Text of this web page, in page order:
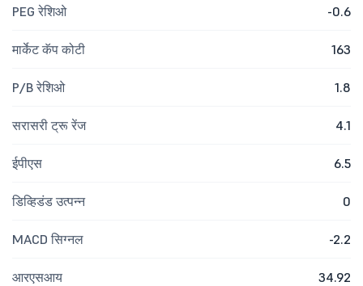
PEG रेशिओ -0.6
मार्केट कॅप कोटी 163
P/B रेशिओ 1.8
सरासरी ट्रू रेंज 4.1
ईपीएस 6.5
डिव्हिडंड उत्पन्न 0
MACD सिग्नल -2.2
आरएसआय 34.92